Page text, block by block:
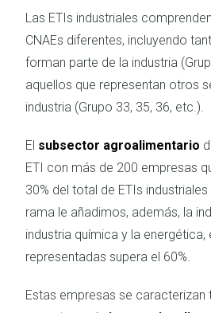
Las ETIs industriales
CNAEs diferentes, incluyendo
forman parte de la industria
aquellos que representan otros
industria (Grupo 33, 35, 36, etc.).
El subsector agroalimentario
ETI con más de 200 empresas
30% del total de ETIs
rama le añadimos, además, la
industria química y la
representadas supera el 60%.
Estas empresas se caracterizan